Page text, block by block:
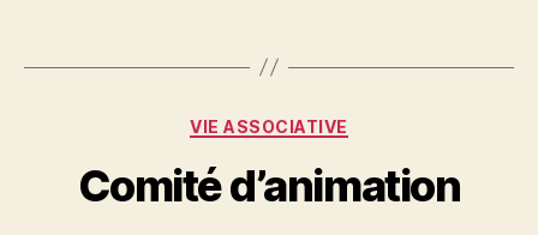
Catégories
VIE ASSOCIATIVE
Comité d’animation